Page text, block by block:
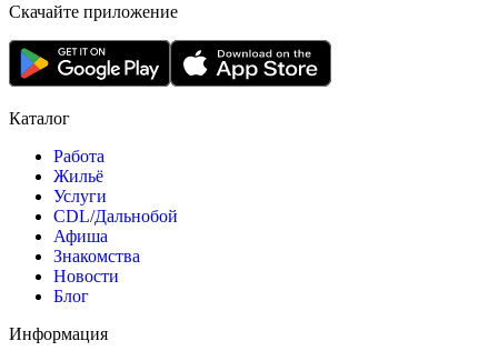
Скачайте приложение
Каталог
Работа
Жильё
Услуги
CDL/Дальнобой
Афиша
Знакомства
Новости
Блог
Информация